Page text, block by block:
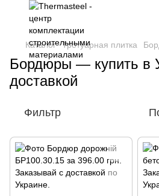
Каталог Тротуарная плитка
Бордюры — купить в
доставкой
Фильтр